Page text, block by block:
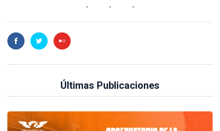
Últimas Publicaciones